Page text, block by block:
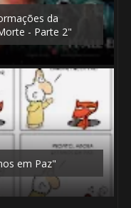
da
- Parte 2"
em Paz"